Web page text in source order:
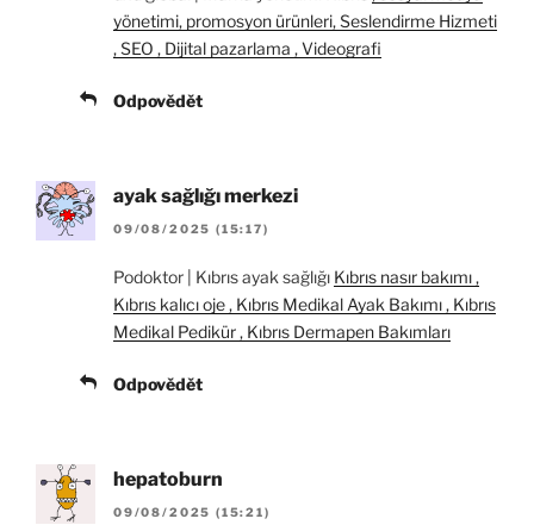
yönetimi, promosyon ürünleri, Seslendirme Hizmeti
, SEO , Dijital pazarlama , Videografi
Odpovědět
ayak sağlığı merkezi
09/08/2025 (15:17)
Podoktor | Kıbrıs ayak sağlığı Kıbrıs nasır bakımı ,
Kıbrıs kalıcı oje , Kıbrıs Medikal Ayak Bakımı , Kıbrıs
Medikal Pedikür , Kıbrıs Dermapen Bakımları
Odpovědět
hepatoburn
09/08/2025 (15:21)